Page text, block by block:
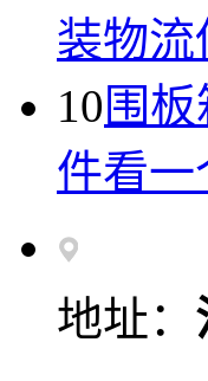
装物流
10围
件看
地址：